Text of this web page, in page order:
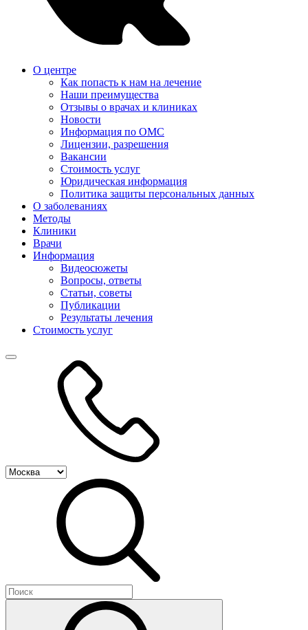
О центре
Как попасть к нам на лечение
Наши преимущества
Отзывы о врачах и клиниках
Новости
Информация по ОМС
Лицензии, разрешения
Вакансии
Стоимость услуг
Юридическая информация
Политика защиты персональных данных
О заболеваниях
Методы
Клиники
Врачи
Информация
Видеосюжеты
Вопросы, ответы
Статьи, советы
Публикации
Результаты лечения
Стоимость услуг